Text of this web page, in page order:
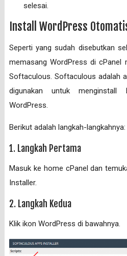
selesai.
Install WordPress
Seperti yang sudah disebutkan
memasang WordPress di cPanel
Softaculous. Softaculous adalah
digunakan untuk menginstall
WordPress.
Berikut adalah langkah-langkahnya:
1. Langkah Pertama
Masuk ke home cPanel dan
Installer.
2. Langkah Kedua
Klik ikon WordPress di bawahnya.